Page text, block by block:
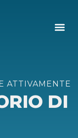
ATTIVAMENTE
DI